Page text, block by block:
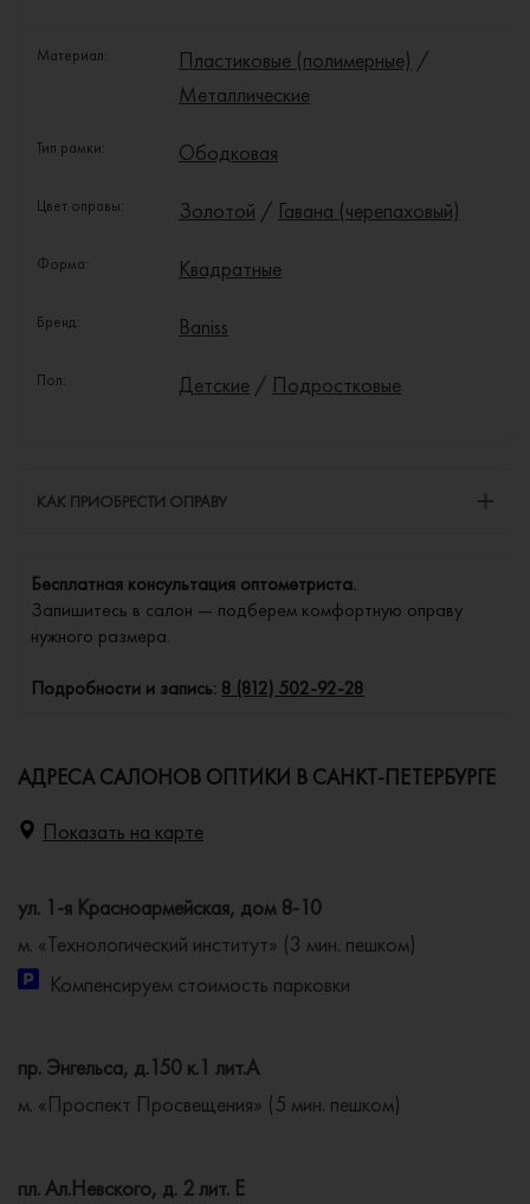
Материал: Пластиковые (полимерные) /
Металлические
Тип рамки: Ободковая
Цвет оправы: Золотой / Гавана (черепаховый)
Форма: Квадратные
Бренд: Baniss
Пол: Детские / Подростковые
КАК ПРИОБРЕСТИ ОПРАВУ
Бесплатная консультация оптометриста.
Запишитесь в салон — подберем комфортную оправу
нужного размера.
Подробности и запись: 8 (812) 502-92-28
АДРЕСА САЛОНОВ ОПТИКИ В САНКТ-ПЕТЕРБУРГЕ
Показать на карте
ул. 1-я Красноармейская, дом 8-10
м. «Технологический институт» (3 мин. пешком)
Компенсируем стоимость парковки
пр. Энгельса, д.150 к.1 лит.А
м. «Проспект Просвещения» (5 мин. пешком)
пл. Ал.Невского, д. 2 лит. Е